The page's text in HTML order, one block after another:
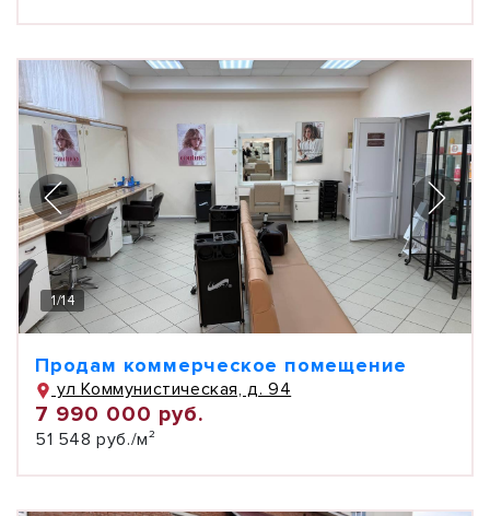
1/14
Продам коммерческое помещение
ул Коммунистическая, д. 94
7 990 000 руб.
51 548 руб./м²